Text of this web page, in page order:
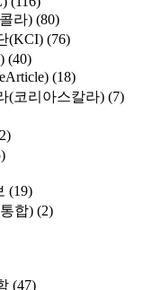
라) (80)
(KCI) (76)
(40)
(18)
(코리아스칼라) (7)
(19)
합) (2)
(47)